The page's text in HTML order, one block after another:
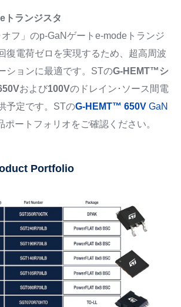
トランジスタ
オフ」のp-GaNゲートe-modeトランジ
復電荷ゼロを実現するため、超高周波
ションに最適です。STのG-HEMT™シ
および100Vのドレイン･ソース間電
予定です。STのG-HEMT™ 650VGaN
ポートフォリオをご確認ください。
Portfolio